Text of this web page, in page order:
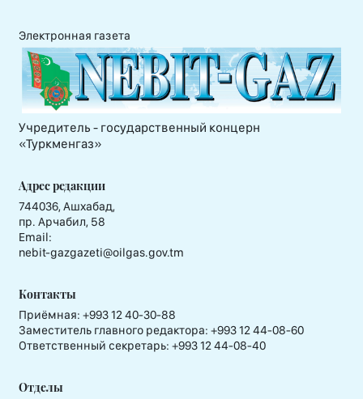
Электронная газета
Учредитель - государственный концерн
«Туркменгаз»
Адрес редакции
744036, Ашхабад,
пр. Арчабил, 58
Email:
nebit-gazgazeti@oilgas.gov.tm
Контакты
Приёмная: +993 12 40-30-88
Заместитель главного редактора: +993 12 44-08-60
Ответственный секретарь: +993 12 44-08-40
Отделы